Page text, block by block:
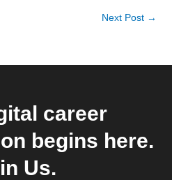
Next Post →
career
begins here.
Us.